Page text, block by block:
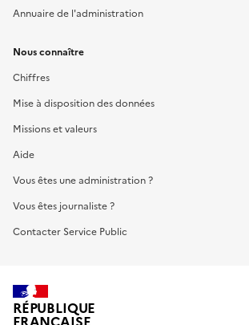
Annuaire de l'administration
Nous connaître
Chiffres
Mise à disposition des données
Missions et valeurs
Aide
Vous êtes une administration ?
Vous êtes journaliste ?
Contacter Service Public
RÉPUBLIQUE